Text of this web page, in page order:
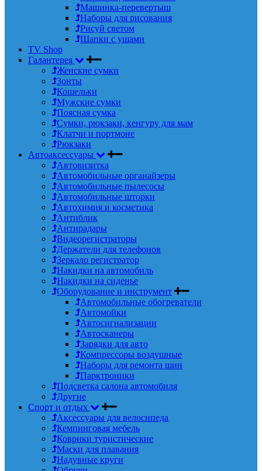
Машинка-перевертыш
Наборы для рисования
Рисуй светом
Шапки с ушами
TV Shop
Галантерея
Женские сумки
Зонты
Кошельки
Мужские сумки
Поясная сумка
Сумки, рюкзаки, кенгуру для мам
Клатчи и портмоне
Рюкзаки
Автоаксессуары
Автовизитка
Автомобильные органайзеры
Автомобильные пылесосы
Автомобильные шторки
Автохимия и косметика
Антиблик
Антирадары
Видеорегистраторы
Держатели для телефонов
Зеркало регистратор
Накидки на автомобиль
Накидки на сиденье
Оборудование и инструмент
Автомобильные обогреватели
Автомойки
Автосигнализации
Автосканеры
Зарядки для авто
Компрессоры воздушные
Наборы для ремонта шин
Парктроники
Подсветка салона автомобиля
Другие
Спорт и отдых
Аксессуары для велосипеда
Кемпинговая мебель
Коврики туристические
Маски для плавания
Надувные круги